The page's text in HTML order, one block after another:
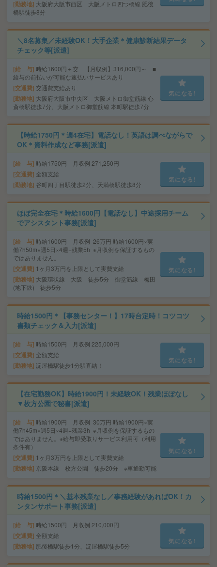
勤務地 大阪府大阪市西区 大阪メトロ四つ橋線 肥後
橋駅徒歩8分
＼8名募集／未経験OK！大手企業＊健康診断結果データ
チェック等[派遣]
給 与 時給1600円＋交 【月収例】316,000円～ ■
給与の前払いが可能な速払いサービスあり
交通費 交通費支給あり
勤務地 大阪府大阪市中央区 大阪メトロ御堂筋線 心
斎橋駅徒歩7分、大阪メトロ御堂筋線 本町駅徒歩7分
気になる!
【時給1750円＊週4在宅】電話なし！英語は調べながらで
OK＊資料作成など事務[派遣]
給 与 時給1750円 月収例 271,250円
交通費 全額支給
勤務地 谷町四丁目駅徒歩2分、天満橋駅徒歩8分
気になる!
ほぼ完全在宅＊時給1600円【電話なし】中途採用チーム
でアシスタント事務[派遣]
給 与 時給1600円 月収例 26万円 時給1600円×実
働7h50m×週5日×4週+残業5h ※月収例を保証するもの
ではありません。
交通費 1ヶ月3万円を上限として実費支給
勤務地 大阪環状線 大阪 徒歩5分 御堂筋線 梅田
(地下鉄) 徒歩5分
気になる!
時給1500円＊【事務センター！】17時台定時！コツコツ
書類チェック＆入力[派遣]
給 与 時給1500円 月収例 225,000円
交通費 全額支給
勤務地 淀屋橋駅徒歩1分駅直結！
気になる!
【在宅勤務OK】時給1900円！未経験OK！残業ほぼなし
▼枚方公園で秘書[派遣]
給 与 時給1900円 月収例 30万円 時給1900円×実
働7h45m×週5日×4週+残業3h ※月収例を保証するもの
ではありません。※給与即受取りサービス利用可（利用
条件有）
交通費 1ヶ月3万円を上限として実費支給
勤務地 京阪本線 枚方公園 徒歩20分 ※車通勤可能
気になる!
時給1500円＊＼基本残業なし／事務経験があればOK！カ
ンタンサポート事務[派遣]
給 与 時給1500円 月収例 210,000円
交通費 全額支給
勤務地 肥後橋駅徒歩1分、淀屋橋駅徒歩5分
気になる!